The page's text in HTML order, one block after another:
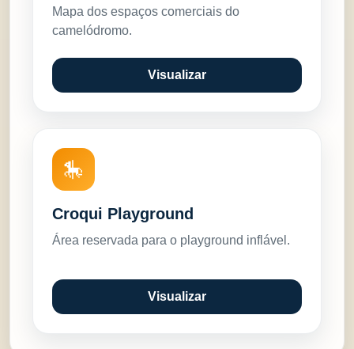
Mapa dos espaços comerciais do
camelódromo.
Visualizar
🎠
Croqui Playground
Área reservada para o playground inflável.
Visualizar